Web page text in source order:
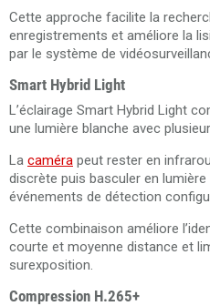
Cette approche facilite la
enregistrements et améliore la
par le système de
Smart Hybrid Light
L’éclairage Smart Hybrid Light
une lumière blanche avec
La caméra peut rester en
discrète puis basculer en
événements de détection
Cette combinaison améliore
courte et moyenne distance et
surexposition.
Compression H.265+